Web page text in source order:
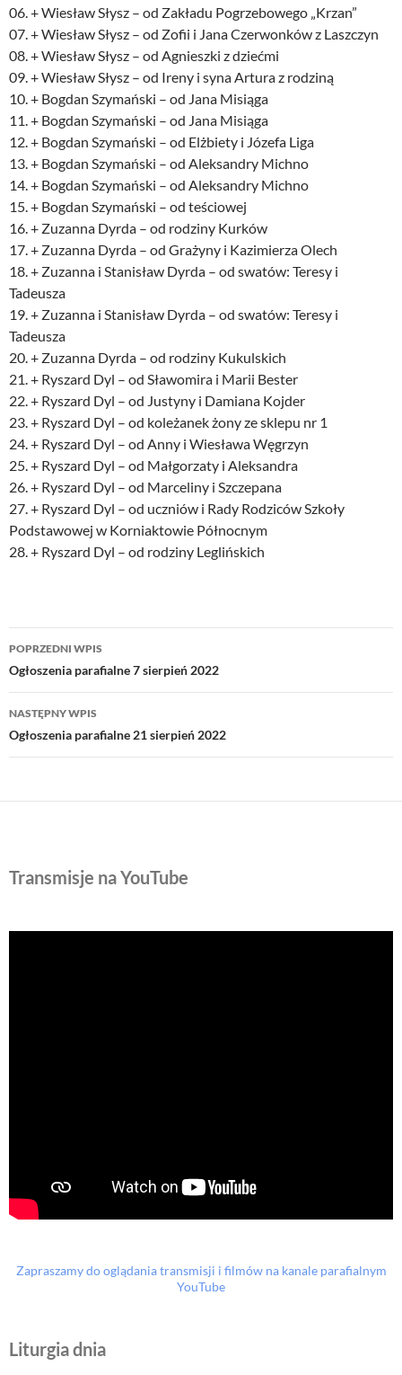
06. + Wiesław Słysz – od Zakładu Pogrzebowego „Krzan”
07. + Wiesław Słysz – od Zofii i Jana Czerwonków z Laszczyn
08. + Wiesław Słysz – od Agnieszki z dziećmi
09. + Wiesław Słysz – od Ireny i syna Artura z rodziną
10. + Bogdan Szymański – od Jana Misiąga
11. + Bogdan Szymański – od Jana Misiąga
12. + Bogdan Szymański – od Elżbiety i Józefa Liga
13. + Bogdan Szymański – od Aleksandry Michno
14. + Bogdan Szymański – od Aleksandry Michno
15. + Bogdan Szymański – od teściowej
16. + Zuzanna Dyrda – od rodziny Kurków
17. + Zuzanna Dyrda – od Grażyny i Kazimierza Olech
18. + Zuzanna i Stanisław Dyrda – od swatów: Teresy i
Tadeusza
19. + Zuzanna i Stanisław Dyrda – od swatów: Teresy i
Tadeusza
20. + Zuzanna Dyrda – od rodziny Kukulskich
21. + Ryszard Dyl – od Sławomira i Marii Bester
22. + Ryszard Dyl – od Justyny i Damiana Kojder
23. + Ryszard Dyl – od koleżanek żony ze sklepu nr 1
24. + Ryszard Dyl – od Anny i Wiesława Węgrzyn
25. + Ryszard Dyl – od Małgorzaty i Aleksandra
26. + Ryszard Dyl – od Marceliny i Szczepana
27. + Ryszard Dyl – od uczniów i Rady Rodziców Szkoły
Podstawowej w Korniaktowie Północnym
28. + Ryszard Dyl – od rodziny Leglińskich
Nawigacja
wpisu
POPRZEDNI WPIS
Ogłoszenia parafialne 7 sierpień 2022
NASTĘPNY WPIS
Ogłoszenia parafialne 21 sierpień 2022
Transmisje na YouTube
Zapraszamy do oglądania transmisji i filmów na kanale parafialnym
YouTube
Liturgia dnia